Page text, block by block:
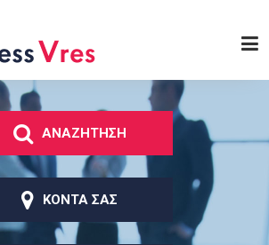
κυρίως περιεχόμενο
ΑΝΑΖΗΤΗΣΗ
ΚΟΝΤΑ ΣΑΣ